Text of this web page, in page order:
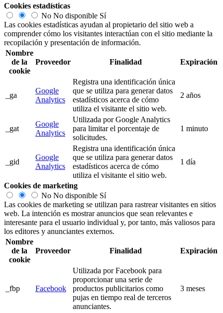
Cookies estadísticas
No No disponible Sí
Las cookies estadísticas ayudan al propietario del sitio web a
comprender cómo los visitantes interactúan con el sitio mediante la
recopilación y presentación de información.
Nombre
de la
cookie
Proveedor Finalidad Expiración
_ga
Google
Analytics
Registra una identificación única
que se utiliza para generar datos
estadísticos acerca de cómo
utiliza el visitante el sitio web.
2 años
_gat
Google
Analytics
Utilizada por Google Analytics
para limitar el porcentaje de
solicitudes.
1 minuto
_gid
Google
Analytics
Registra una identificación única
que se utiliza para generar datos
estadísticos acerca de cómo
utiliza el visitante el sitio web.
1 día
Cookies de marketing
No No disponible Sí
Las cookies de marketing se utilizan para rastrear visitantes en sitios
web. La intención es mostrar anuncios que sean relevantes e
interesante para el usuario individual y, por tanto, más valiosos para
los editores y anunciantes externos.
Nombre
de la
cookie
Proveedor Finalidad Expiración
_fbp Facebook
Utilizada por Facebook para
proporcionar una serie de
productos publicitarios como
pujas en tiempo real de terceros
anunciantes.
3 meses